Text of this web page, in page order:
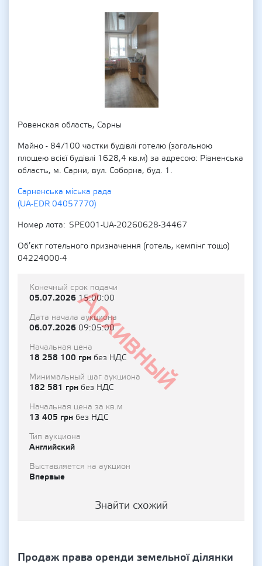
Ровенская область, Сарны
Майно - 84/100 частки будівлі готелю (загальною
площею всієї будівлі 1628,4 кв.м) за адресою: Рівненська
область, м. Сарни, вул. Соборна, буд. 1.
Сарненська міська рада
(UA-EDR 04057770)
Номер лота
SPE001-UA-20260628-34467
Об’єкт готельного призначення (готель, кемпінг тощо)
04224000-4
Архивный
Конечный срок подачи
05.07.202615:00:00
Дата начала аукциона
06.07.2026 09:05:00
Начальная цена
18 258 100 грн без НДС
Минимальный шаг аукциона
182 581 грн без НДС
Начальная цена за кв.м
13 405 грн без НДС
Тип аукциона
Английский
Выставляется на аукцион
Впервые
Знайти схожий
Продаж права оренди земельної ділянки